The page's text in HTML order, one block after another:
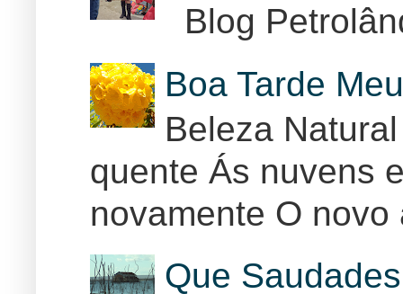
Blog
Boa Tarde
Beleza
quente Ás nuvens
novamente O
Que